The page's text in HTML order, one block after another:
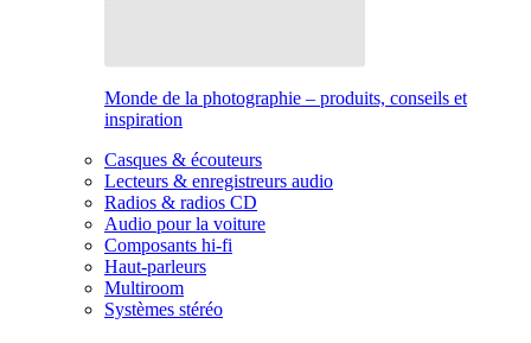
Monde de la photographie – produits, conseils et
inspiration
Casques & écouteurs
Lecteurs & enregistreurs audio
Radios & radios CD
Audio pour la voiture
Composants hi-fi
Haut-parleurs
Multiroom
Systèmes stéréo